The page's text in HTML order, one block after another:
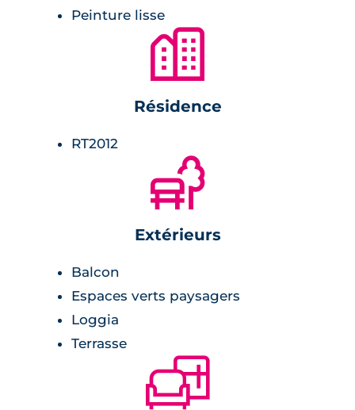
Peinture lisse
🏙
Résidence
RT2012
🌲
Extérieurs
Balcon
Espaces verts paysagers
Loggia
Terrasse
🛋